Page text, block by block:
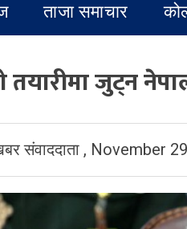
ताजा समाचार
तयारीमा जुट्न
संवाददाता , November